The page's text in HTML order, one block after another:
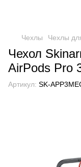
Чехлы Чехлы
Чехол
AirPods Pro
Артикул: SK-